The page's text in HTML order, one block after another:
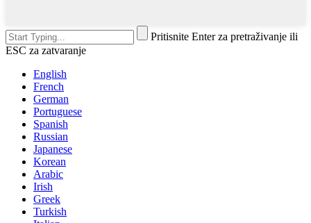
Pritisnite Enter za pretraživanje ili
ESC za zatvaranje
English
French
German
Portuguese
Spanish
Russian
Japanese
Korean
Arabic
Irish
Greek
Turkish